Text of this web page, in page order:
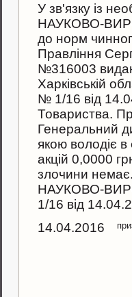
У зв'язку iз
НАУКОВО-
до норм
Правління
№316003
Харківській
№ 1/16 вiд
Товариства.
Генеральний
якою володіє
акцiй 0,0000
злочини
НАУКОВО-
1/16 вiд
14.04.2016